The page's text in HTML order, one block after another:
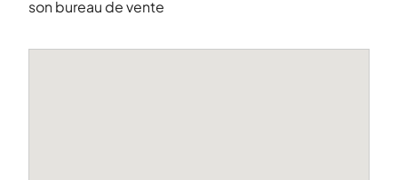
son bureau de vente